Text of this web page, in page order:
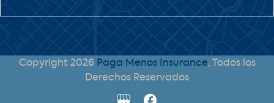
Copyright 2026 Paga Menos Insurance, Todos los
Derechos Reservados